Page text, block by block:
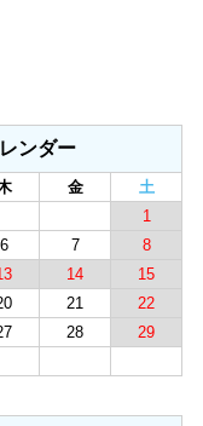
ンダー
金
土
1
6 7
8
14
15
21
22
28
29